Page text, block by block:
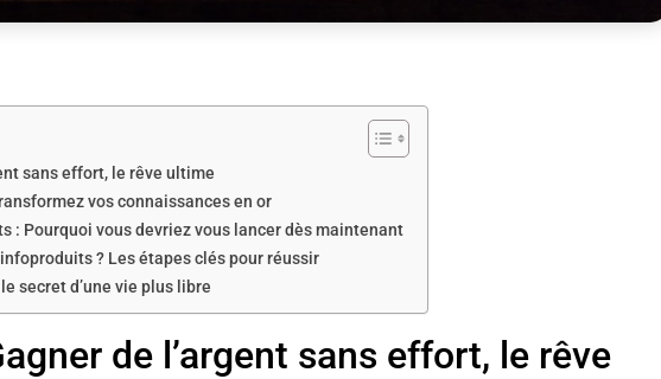
sans effort, le rêve ultime
vos connaissances en or
: Pourquoi vous devriez vous lancer dès maintenant
? Les étapes clés pour réussir
secret d’une vie plus libre
de l’argent sans effort, le rêve